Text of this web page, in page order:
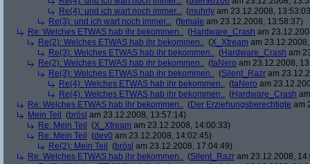
Re(4): und ich wart noch immer... (muhrly am 23.12.2008,
Re(3): und ich wart noch immer... (female am 23.12.2008, 13:58:37)
Re: Welches ETWAS hab ihr bekommen.. (Hardware_Crash am
Re(2): Welches ETWAS hab ihr bekommen.. (X_Xtream am
Re(3): Welches ETWAS hab ihr bekommen.. (Hardware_Crash am
Re(2): Welches ETWAS hab ihr bekommen.. (taNero am 23.12.2008,
Re(3): Welches ETWAS hab ihr bekommen.. (Silent_Razr am
Re(4): Welches ETWAS hab ihr bekommen.. (taNero am
Re(4): Welches ETWAS hab ihr bekommen.. (Hardware_Crash
Re: Welches ETWAS hab ihr bekommen.. (Der Erziehungsberechtigte am
Mein Teil
(brösl am 23.12.2008, 13:57:14)
Re: Mein Teil
(X_Xtream am 23.12.2008, 14:00:33)
Re: Mein Teil
(dev0 am 23.12.2008, 14:02:45)
Re(2): Mein Teil
(brösl am 23.12.2008, 17:04:49)
Re: Welches ETWAS hab ihr bekommen.. (Silent_Razr am 23.12.2008,